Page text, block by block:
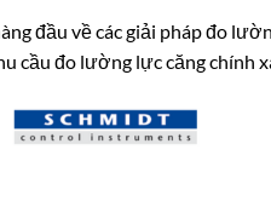
đầu về các giải pháp đo
cầu đo lường lực căng chính